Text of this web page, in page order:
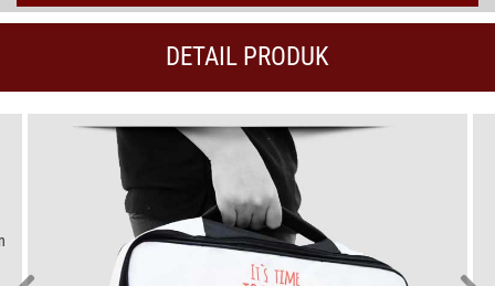
DETAIL PRODUK